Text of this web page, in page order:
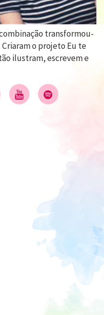
transformou-
Criaram o projeto Eu te
ilustram, escrevem e